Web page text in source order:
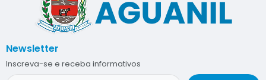
Newsletter
Inscreva-se e receba informativos